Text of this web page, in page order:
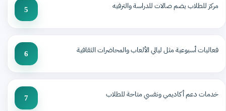
مركز للطلاب يضم صالات للدراسة والترفيه 5
فعاليات أسبوعية مثل ليالي الألعاب والمحاضرات الثقافية 6
خدمات دعم أكاديمي ونفسي متاحة للطلاب 7